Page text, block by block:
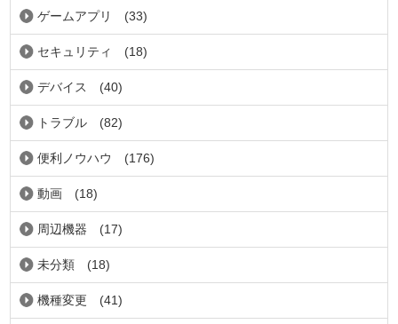
ゲームアプリ (33)
セキュリティ (18)
デバイス (40)
トラブル (82)
便利ノウハウ (176)
動画 (18)
周辺機器 (17)
未分類 (18)
機種変更 (41)